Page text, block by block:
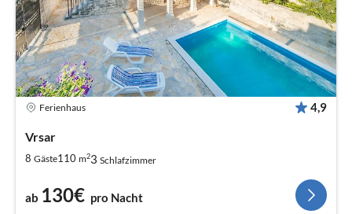
Ferienhaus 4,9
Vrsar
8 Gäste110 m23 Schlafzimmer
ab 130€ pro Nacht